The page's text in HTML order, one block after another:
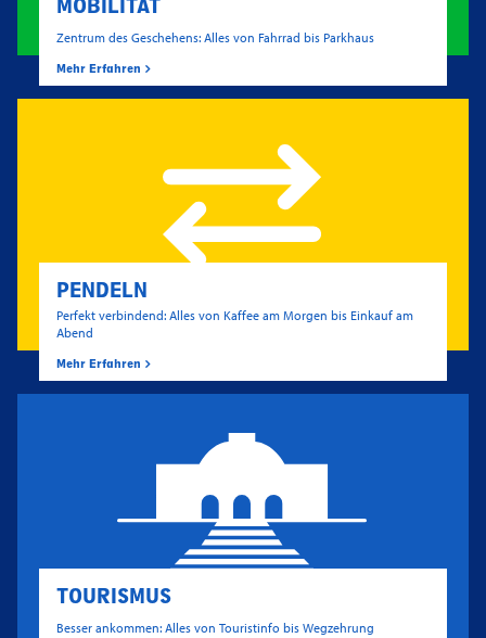
MOBILITÄT
Zentrum des Geschehens: Alles von Fahrrad bis Parkhaus
Mehr Erfahren
PENDELN
Perfekt verbindend: Alles von Kaffee am Morgen bis Einkauf am
Abend
Mehr Erfahren
TOURISMUS
Besser ankommen: Alles von Touristinfo bis Wegzehrung